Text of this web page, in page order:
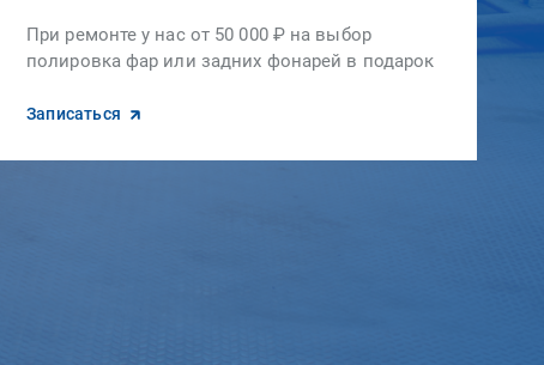
При ремонте у нас от 50 000 ₽ на выбор
полировка фар или задних фонарей в подарок
Записаться